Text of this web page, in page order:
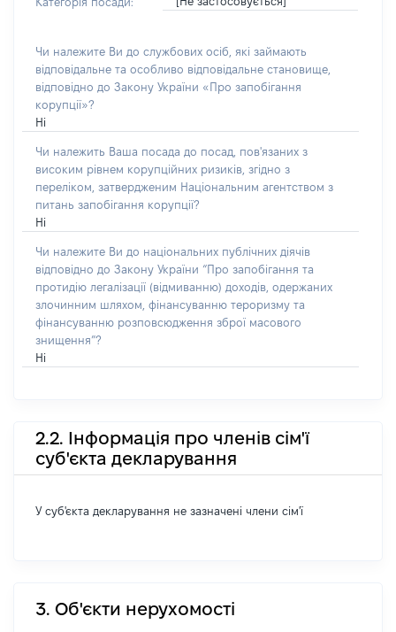
Чи належите Ви до службових осіб, які займають
відповідальне та особливо відповідальне становище,
відповідно до Закону України «Про запобігання
корупції»?
Ні
Чи належить Ваша посада до посад, пов'язаних з
високим рівнем корупційних ризиків, згідно з
переліком, затвердженим Національним агентством з
питань запобігання корупції?
Ні
Чи належите Ви до національних публічних діячів
відповідно до Закону України “Про запобігання та
протидію легалізації (відмиванню) доходів, одержаних
злочинним шляхом, фінансуванню тероризму та
фінансуванню розповсюдження зброї масового
знищення”?
Ні
2.2. Інформація про членів сім'ї
суб'єкта декларування
У суб'єкта декларування не зазначені члени сім'ї
3. Об'єкти нерухомості